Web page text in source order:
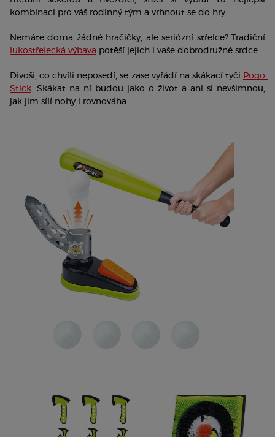
kombinaci pro váš rodinný tým a vrhnout se do hry.
lukostřelecká výbava potěší jejich i vaše dobrodružné srdce.
Divoši, co chvíli neposedí, se zase vyřádí na skákací tyči Pogo
Stick. Skákat na ní budou jako o život a ani si nevšimnou,
jak jim sílí nohy i rovnováha.